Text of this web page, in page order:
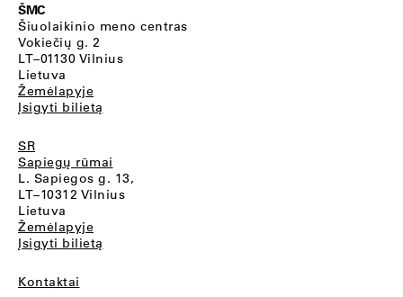
ŠMC
Šiuolaikinio meno centras
Vokiečių g. 2
LT–01130 Vilnius
Lietuva
Žemėlapyje
Įsigyti bilietą
SR
Sapiegų rūmai
L. Sapiegos g. 13,
LT–10312 Vilnius
Lietuva
Žemėlapyje
Įsigyti bilietą
Kontaktai